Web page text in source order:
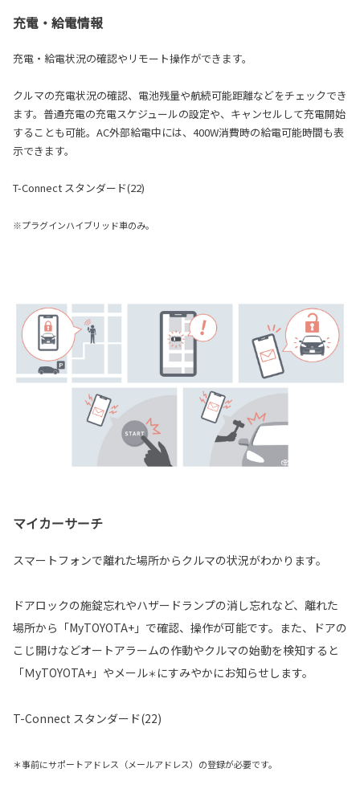
充電・給電情報
充電・給電状況の確認やリモート操作ができます。
クルマの充電状況の確認、電池残量や航続可能距離などをチェックでき
ます。普通充電の充電スケジュールの設定や、キャンセルして充電開始
することも可能。AC外部給電中には、400W消費時の給電可能時間も表
示できます。
T-Connect スタンダード(22)
※プラグインハイブリッド車のみ。
マイカーサーチ
スマートフォンで離れた場所からクルマの状況がわかります。
ドアロックの施錠忘れやハザードランプの消し忘れなど、離れた
場所から「MyTOYOTA+」で確認、操作が可能です。また、ドアの
こじ開けなどオートアラームの作動やクルマの始動を検知すると
「ＭyTOYOTA+」やメール＊ にすみやかにお知らせします。
T-Connect スタンダード(22)
＊事前にサポートアドレス（メールアドレス）の登録が必要です。